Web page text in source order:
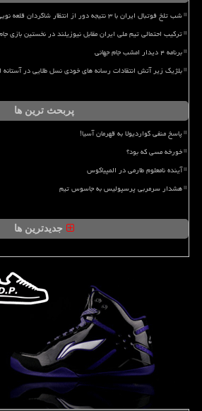
شب تلخ فوتبال ایران با ۳ نتیجه دور از انتظار شاگردان قلعه نویی چطور از صعود بازماندند؟
ترکیب احتمالی تیم ملی ایران مقابل نیوزیلند در نخستین بازی
برنامه ۴ دیدار امشب جام جهانی
بلژیک زیر آتش انتقادات رسانه های خودی نسل طلایی در
پربحث ترین ها
پاسخ منفی گواردیولا به قهرمان آسیا!
خورخه مسی که بود؟
آینده نامعلوم طارمی در المپیاکوس
هشدار سرمربی پرسپولیس به جاسوس تیم
جدیدترین ها